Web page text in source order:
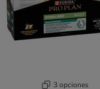
3 opciones